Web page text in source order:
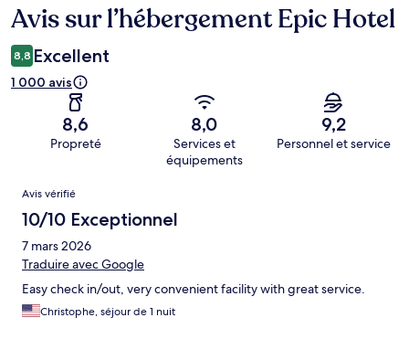
Avis
Avis sur l’hébergement Epic Hotel
8,8 Excellent
1 000 avis
8,6
Propreté
8,0
Services et
équipements
9,2
Personnel et service
Avis
Avis vérifié
10/10 Exceptionnel
7 mars 2026
Traduire avec Google
Easy check in/out, very convenient facility with great service.
Christophe, séjour de 1 nuit